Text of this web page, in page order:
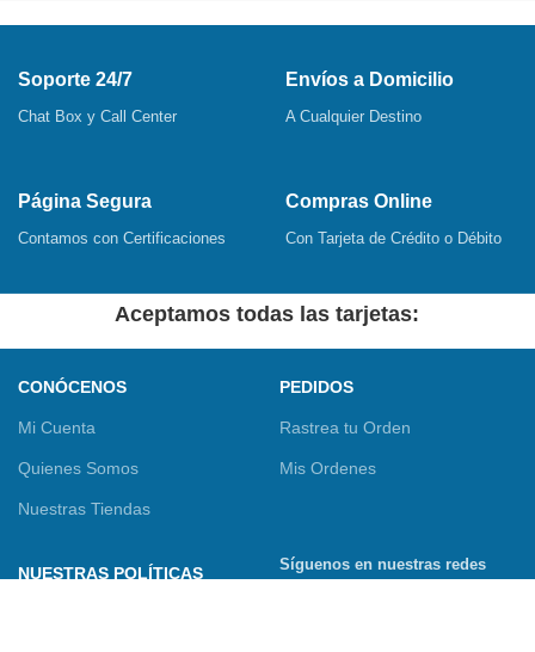
Soporte 24/7
Chat Box y Call Center
Envíos a Domicilio
A Cualquier Destino
Página Segura
Contamos con Certificaciones
Compras Online
Con Tarjeta de Crédito o Débito
Aceptamos todas las tarjetas:
CONÓCENOS
Mi Cuenta
Quienes Somos
Nuestras Tiendas
PEDIDOS
Rastrea tu Orden
Mis Ordenes
NUESTRAS POLÍTICAS
Síguenos en nuestras redes